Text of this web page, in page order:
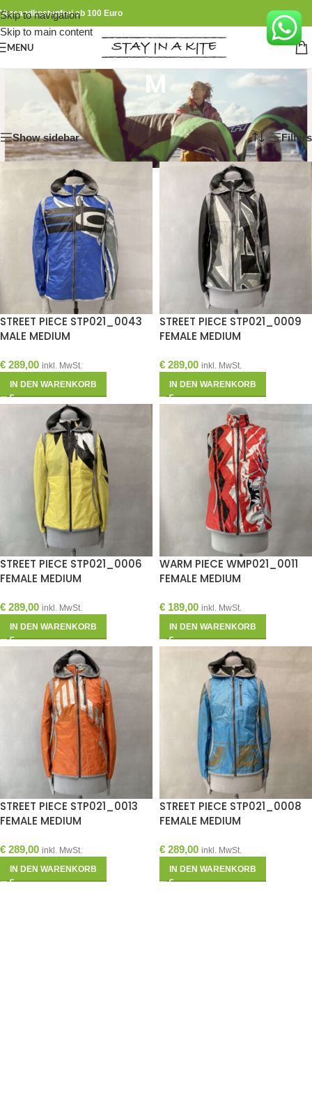
Skip to navigation
Skip to main content
Versandkostenfrei ab 100 Euro
MENU
M
Produkt Größe Alle 6 Ergebnisse werden angezeigt
Show sidebar Filters
STREET PIECE STP021_0043
MALE MEDIUM
€ 289,00 inkl. MwSt.
IN DEN WARENKORB
STREET PIECE STP021_0009
FEMALE MEDIUM
€ 289,00 inkl. MwSt.
IN DEN WARENKORB
STREET PIECE STP021_0006
FEMALE MEDIUM
€ 289,00 inkl. MwSt.
IN DEN WARENKORB
WARM PIECE WMP021_0011
FEMALE MEDIUM
€ 189,00 inkl. MwSt.
IN DEN WARENKORB
STREET PIECE STP021_0013
FEMALE MEDIUM
€ 289,00 inkl. MwSt.
IN DEN WARENKORB
STREET PIECE STP021_0008
FEMALE MEDIUM
€ 289,00 inkl. MwSt.
IN DEN WARENKORB